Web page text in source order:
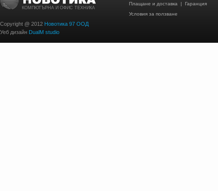
КОМПЮТЪРНА И ОФИС ТЕХНИКА
Copyright @ 2012 Новотика 97 ООД
Уеб дизайн DualM studio
Плащане и доставка | Гаранция
Условия за ползване